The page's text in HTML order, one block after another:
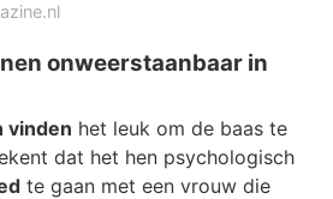
onweerstaanbaar in
vinden het leuk om de baas te
dat het hen psychologisch
te gaan met een vrouw die